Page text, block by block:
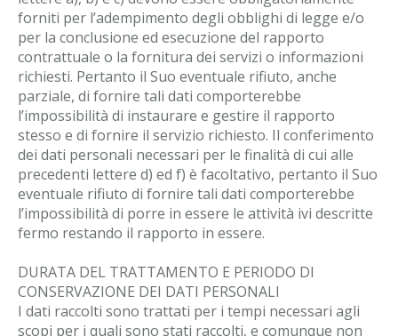
forniti per l’adempimento degli obblighi di legge e/o
per la conclusione ed esecuzione del rapporto
contrattuale o la fornitura dei servizi o informazioni
richiesti. Pertanto il Suo eventuale rifiuto, anche
parziale, di fornire tali dati comporterebbe
l’impossibilità di instaurare e gestire il rapporto
stesso e di fornire il servizio richiesto. Il conferimento
dei dati personali necessari per le finalità di cui alle
precedenti lettere d) ed f) è facoltativo, pertanto il Suo
eventuale rifiuto di fornire tali dati comporterebbe
l’impossibilità di porre in essere le attività ivi descritte
fermo restando il rapporto in essere.
DURATA DEL TRATTAMENTO E PERIODO DI
CONSERVAZIONE DEI DATI PERSONALI
I dati raccolti sono trattati per i tempi necessari agli
scopi per i quali sono stati raccolti, e comunque non